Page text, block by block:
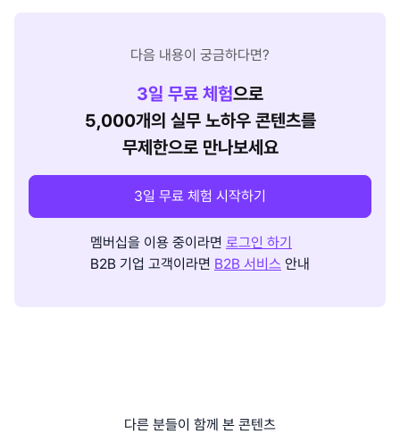
다음 내용이 궁금하다면?
3일 무료 체험으로
5,000개의 실무 노하우 콘텐츠를
무제한으로 만나보세요
3일 무료 체험 시작하기
멤버십을 이용 중이라면 로그인 하기
B2B 기업 고객이라면 B2B 서비스 안내
다른 분들이 함께 본 콘텐츠